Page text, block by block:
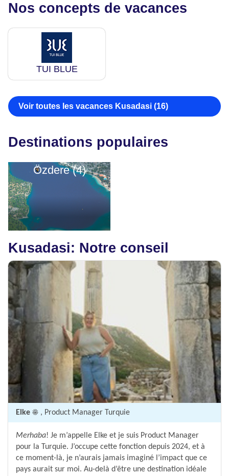
Nos concepts de vacances
TUI BLUE
Voir toutes les vacances Kusadasi (16)
Destinations populaires
Özdere (4)
Kusadasi: Notre conseil
Elke ☀️ , Product Manager Turquie
Merhaba! Je m’appelle Elke et je suis Product Manager
pour la Turquie. J’occupe cette fonction depuis 2024, et à
ce moment-là, je n’aurais jamais imaginé l’impact que ce
pays aurait sur moi. Au-delà d’être une destination idéale